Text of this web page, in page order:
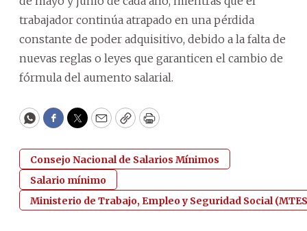
trabajador continúa atrapado en una pérdida
constante de poder adquisitivo, debido a la falta de
nuevas reglas o leyes que garanticen el cambio de
fórmula del aumento salarial.
WhatsApp
Facebook
Twitter
EmailCopyPrint
Consejo Nacional de Salarios Mínimos
Salario mínimo
Ministerio de Trabajo, Empleo y Seguridad Social